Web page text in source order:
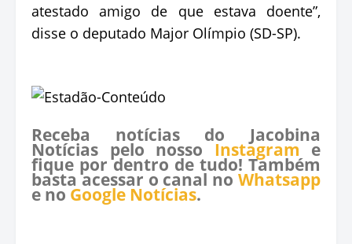
atestado amigo de que estava doente”,
disse o deputado Major Olímpio (SD-SP).
Receba notícias do Jacobina
Notícias pelo nosso Instagram e
fique por dentro de tudo! Também
basta acessar o canal no Whatsapp
e no Google Notícias.